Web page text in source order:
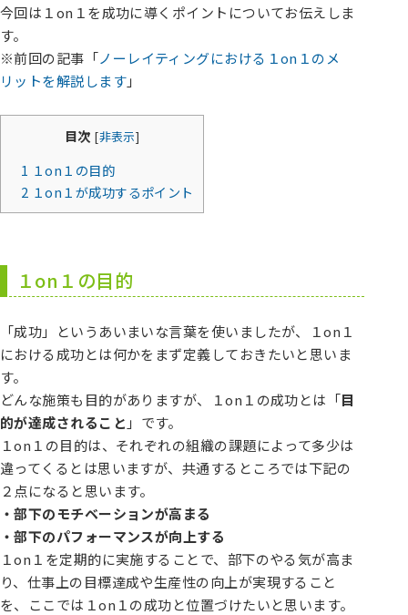
今回は１on１を成功に導くポイントについてお伝えしま
す。
※前回の記事「ノーレイティングにおける１on１のメ
リットを解説します」
目次 [非表示]
1 １on１の目的
2 １on１が成功するポイント
１on１の目的
「成功」というあいまいな言葉を使いましたが、１on１
における成功とは何かをまず定義しておきたいと思いま
す。
どんな施策も目的がありますが、１on１の成功とは「目
的が達成されること 」です。
１on１の目的は、それぞれの組織の課題によって多少は
違ってくるとは思いますが、共通するところでは下記の
２点になると思います。
・部下のモチベーションが高まる
・部下のパフォーマンスが向上する
１on１を定期的に実施することで、部下のやる気が高ま
り、仕事上の目標達成や生産性の向上が実現すること
を、ここでは１on１の成功と位置づけたいと思います。